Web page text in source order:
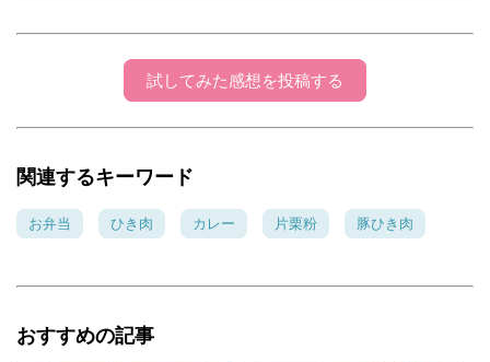
試してみた感想を投稿する
関連するキーワード
お弁当 ひき肉 カレー 片栗粉 豚ひき肉
おすすめの記事